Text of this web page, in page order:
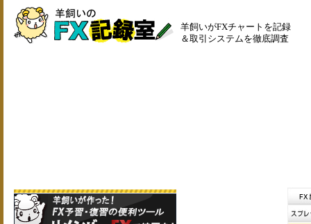
羊飼いがFXチャートを記録
＆取引システムを徹底調査